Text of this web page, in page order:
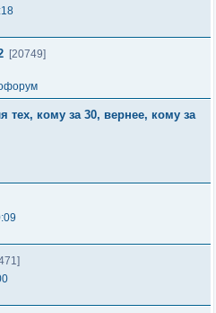
[20749]
тех, кому за 30, вернее, кому за